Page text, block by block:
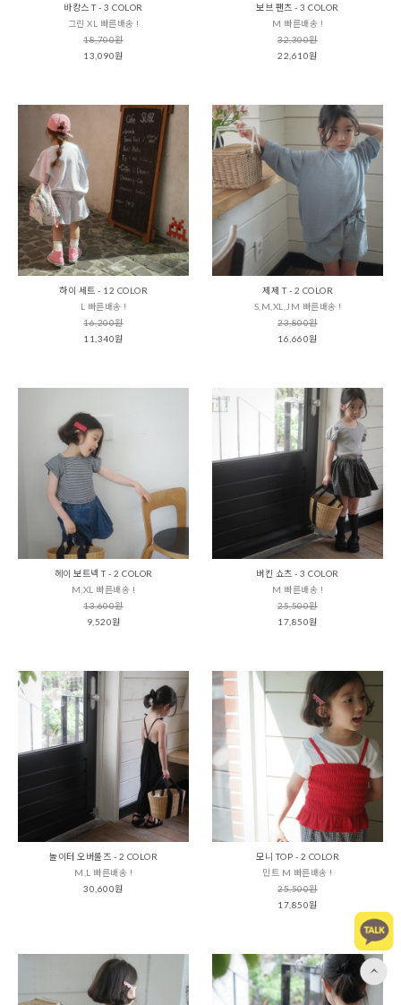
바캉스 T - 3 COLOR
그린 XL 빠른배송 !
18,700원
13,090원
보브 팬츠 - 3 COLOR
M 빠른배송 !
32,300원
22,610원
하이 세트 - 12 COLOR
L 빠른배송 !
16,200원
11,340원
제제 T - 2 COLOR
S,M,XL,JM 빠른배송 !
23,800원
16,660원
헤이 보트넥 T - 2 COLOR
M,XL 빠른배송 !
13,600원
9,520원
버킨 쇼츠 - 3 COLOR
M 빠른배송 !
25,500원
17,850원
놀이터 오버롤즈 - 2 COLOR
M,L 빠른배송 !
30,600원
모니 TOP - 2 COLOR
민트 M 빠른배송 !
25,500원
17,850원